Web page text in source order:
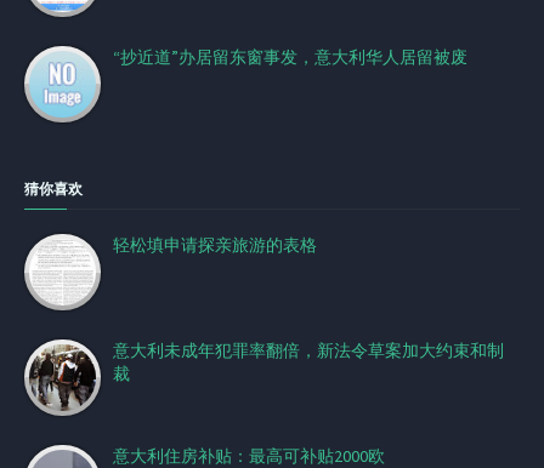
“抄近道”办居留东窗事发，意大利华人居留被废
猜你喜欢
轻松填申请探亲旅游的表格
意大利未成年犯罪率翻倍，新法令草案加大约束和制
裁
意大利住房补贴：最高可补贴2000欧